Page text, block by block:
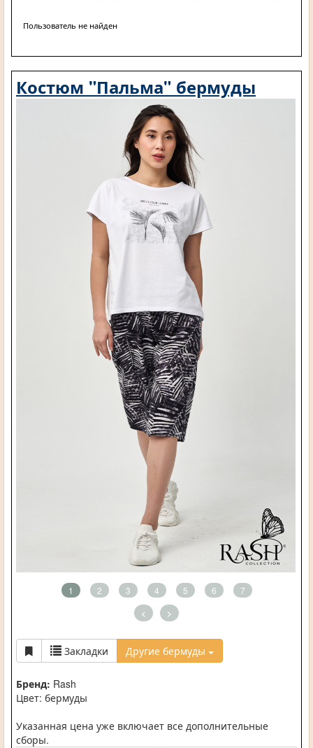
Пользователь не найден
Костюм "Пальма" бермуды
1 2 3 4 5 6 7
< >
Закладки Другие бермуды
Бренд: Rash
Цвет: бермуды
Указанная цена уже включает все дополнительные
сборы.